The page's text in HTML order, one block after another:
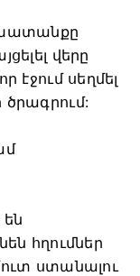
վերը
էջում սեղմել
հղումներ
ստանալու